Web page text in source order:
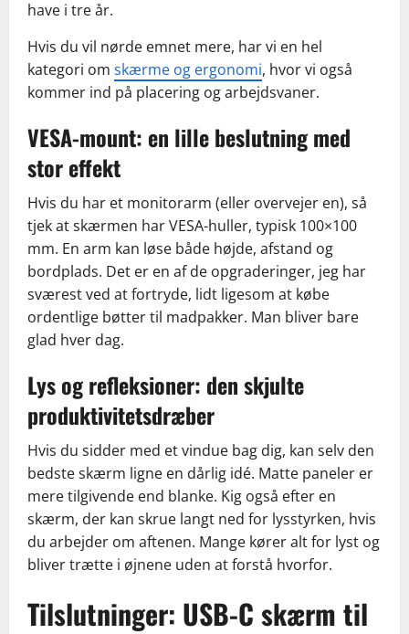
have i tre år.
Hvis du vil nørde emnet mere, har vi en hel
kategori om skærme og ergonomi, hvor vi også
kommer ind på placering og arbejdsvaner.
VESA-mount: en lille beslutning med
stor effekt
Hvis du har et monitorarm (eller overvejer en), så
tjek at skærmen har VESA-huller, typisk 100×100
mm. En arm kan løse både højde, afstand og
bordplads. Det er en af de opgraderinger, jeg har
sværest ved at fortryde, lidt ligesom at købe
ordentlige bøtter til madpakker. Man bliver bare
glad hver dag.
Lys og refleksioner: den skjulte
produktivitetsdræber
Hvis du sidder med et vindue bag dig, kan selv den
bedste skærm ligne en dårlig idé. Matte paneler er
mere tilgivende end blanke. Kig også efter en
skærm, der kan skrue langt ned for lysstyrken, hvis
du arbejder om aftenen. Mange kører alt for lyst og
bliver trætte i øjnene uden at forstå hvorfor.
Tilslutninger: USB-C skærm til